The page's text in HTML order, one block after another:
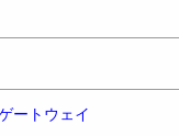
ートウェイ